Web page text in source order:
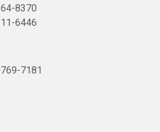
8370
6446
7181